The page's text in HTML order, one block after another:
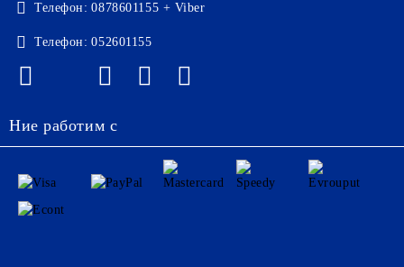
Телефон: 0878601155 + Viber
Телефон: 052601155
Ние работим с